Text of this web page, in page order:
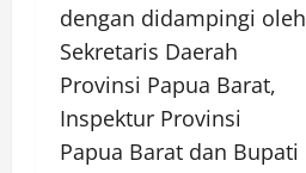
dengan didampingi oleh
Sekretaris Daerah
Provinsi Papua Barat,
Inspektur Provinsi
Papua Barat dan Bupati